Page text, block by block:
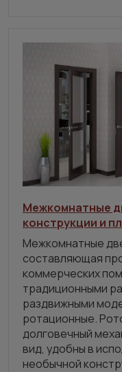
Межкомнатные
конструкции и
Межкомнатные
составляющая
коммерческих
традиционными
раздвижными
ротационные.
долговечный
вид, удобны в
необычной